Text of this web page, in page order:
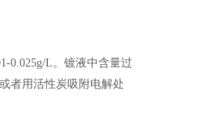
0.025g/L。镀液中含量过
者用活性炭吸附电解处